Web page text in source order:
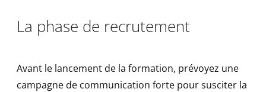
La phase de recrutement
Avant le lancement de la formation, prévoyez une
campagne de communication forte pour susciter la